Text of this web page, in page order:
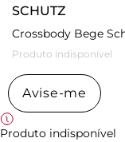
SCHUTZ
Crossbody Bege
Produto indisponível
Avise-me
Produto indisponível